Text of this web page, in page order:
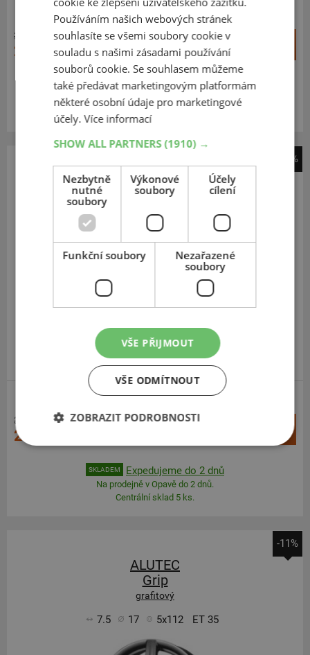
PRÉMIOVÁ KVALITA
3 178 Kč
2 841 Kč
+
–
SKLADEM Expedujeme do 5 dnů
Na prodejně v Opavě do 5 dnů.
Centrální sklad 20 ks.
-11%
ALUTEC
Grip
5x112
3 178 Kč
2 841 Kč
SKLADEM Expedujeme do 2 dnů
Na prodejně v Opavě do 2 dnů.
Centrální sklad 5 ks.
-11%
ALUTEC
Grip
grafitový
7.5 17 5x112 ET 35
Používáním našich webových stránek
souhlasíte se všemi soubory cookie v
souladu s našimi zásadami používání
souborů cookie. Se souhlasem můžeme
také předávat marketingovým platformám
některé osobní údaje pro marketingové
účely.Více informací
SHOW ALL PARTNERS(1910) →
Nezbytně
nutné
soubory
Výkonové
soubory
Účely
cílení
Funkční soubory
Nezařazené
soubory
VŠE PŘIJMOUT
VŠE ODMÍTNOUT
ZOBRAZIT PODROBNOSTI